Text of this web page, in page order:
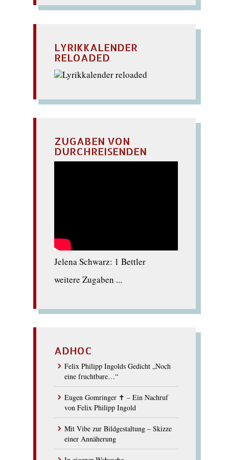
LYRIKKALENDER
RELOADED
ZUGABEN VON
DURCHREISENDEN
Jelena Schwarz: 1 Bettler
weitere Zugaben ...
ADHOC
Felix Philipp Ingolds Gedicht „Noch
eine fruchtbare…“
Eugen Gomringer ✝︎ – Ein Nachruf
von Felix Philipp Ingold
Mit Vibe zur Bildgestaltung – Skizze
einer Annäherung